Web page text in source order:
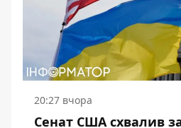
20:27 вчора
Сенат США схвалив